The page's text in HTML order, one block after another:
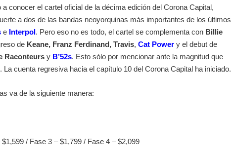
a conocer el cartel oficial de la décima edición del Corona Capital,
a dos de las bandas neoyorquinas más importantes de los últimos
e Interpol . Pero eso no es todo, el cartel se complementa con Billie
de Keane, Franz Ferdinand, Travis, Cat Power y el debut de
Raconteurs y B’52s. Esto sólo por mencionar ante la magnitud que
La cuenta regresiva hacia el capítulo 10 del Corona Capital ha iniciado.
va de la siguiente manera:
$1,599 / Fase 3 – $1,799 / Fase 4 – $2,099